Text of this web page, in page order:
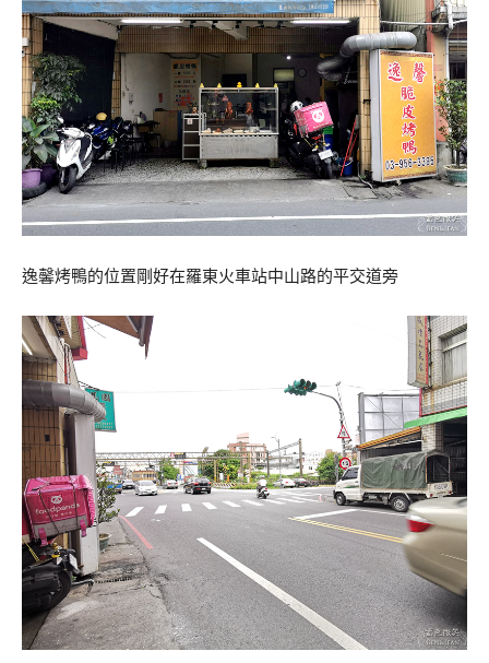
逸馨烤鴨的位置剛好在羅東火車站中山路的平交道旁